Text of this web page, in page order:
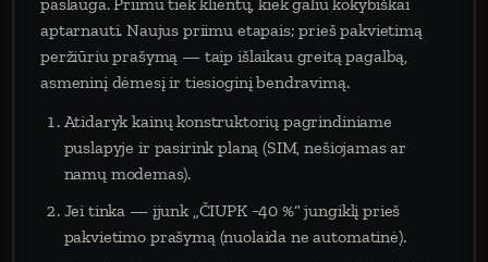
aptarnauti. Naujus priimu etapais; prieš pakvietimą
peržiūriu prašymą — taip išlaikau greitą pagalbą,
asmeninį dėmesį ir tiesioginį bendravimą.
Atidaryk kainų konstruktorių pagrindiniame
puslapyje ir pasirink planą (SIM, nešiojamas ar
namų modemas).
Jei tinka — įjunk „ČIUPK −40 %“ jungiklį prieš
pakvietimo prašymą (nuolaida ne automatinė).